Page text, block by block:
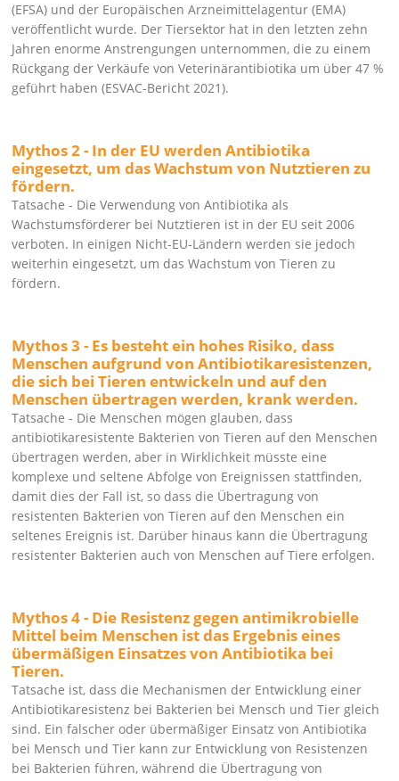
(EFSA) und der Europäischen Arzneimittelagentur (EMA)
veröffentlicht wurde. Der Tiersektor hat in den letzten zehn
Jahren enorme Anstrengungen unternommen, die zu einem
Rückgang der Verkäufe von Veterinärantibiotika um über 47 %
geführt haben (ESVAC-Bericht 2021).
Mythos 2 - In der EU werden Antibiotika
eingesetzt, um das Wachstum von Nutztieren zu
fördern.
Tatsache - Die Verwendung von Antibiotika als
Wachstumsförderer bei Nutztieren ist in der EU seit 2006
verboten. In einigen Nicht-EU-Ländern werden sie jedoch
weiterhin eingesetzt, um das Wachstum von Tieren zu
fördern.
Mythos 3 - Es besteht ein hohes Risiko, dass
Menschen aufgrund von Antibiotikaresistenzen,
die sich bei Tieren entwickeln und auf den
Menschen übertragen werden, krank werden.
Tatsache - Die Menschen mögen glauben, dass
antibiotikaresistente Bakterien von Tieren auf den Menschen
übertragen werden, aber in Wirklichkeit müsste eine
komplexe und seltene Abfolge von Ereignissen stattfinden,
damit dies der Fall ist, so dass die Übertragung von
resistenten Bakterien von Tieren auf den Menschen ein
seltenes Ereignis ist. Darüber hinaus kann die Übertragung
resistenter Bakterien auch von Menschen auf Tiere erfolgen.
Mythos 4 - Die Resistenz gegen antimikrobielle
Mittel beim Menschen ist das Ergebnis eines
übermäßigen Einsatzes von Antibiotika bei
Tieren.
Tatsache ist, dass die Mechanismen der Entwicklung einer
Antibiotikaresistenz bei Bakterien bei Mensch und Tier gleich
sind. Ein falscher oder übermäßiger Einsatz von Antibiotika
bei Mensch und Tier kann zur Entwicklung von Resistenzen
bei Bakterien führen, während die Übertragung von